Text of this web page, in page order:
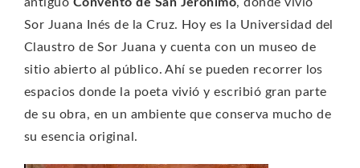
Sor Juana Inés de la Cruz. Hoy es la Universidad del
Claustro de Sor Juana y cuenta con un museo de
sitio abierto al público. Ahí se pueden recorrer los
espacios donde la poeta vivió y escribió gran parte
de su obra, en un ambiente que conserva mucho de
su esencia original.